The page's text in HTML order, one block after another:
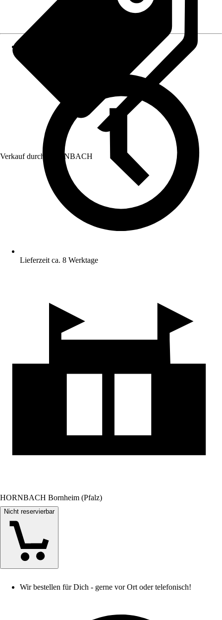
Verkauf durch: HORNBACH
Lieferzeit ca. 8 Werktage
HORNBACH Bornheim (Pfalz)
Nicht reservierbar
Wir bestellen für Dich - gerne vor Ort oder telefonisch!